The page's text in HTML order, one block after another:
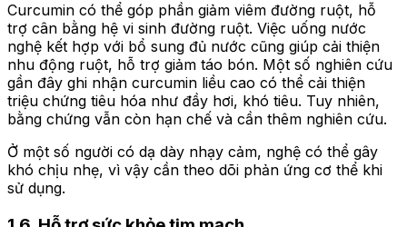
Curcumin có thể góp phần giảm viêm đường ruột, hỗ
trợ cân bằng hệ vi sinh đường ruột. Việc uống nước
nghệ kết hợp với bổ sung đủ nước cũng giúp cải thiện
nhu động ruột, hỗ trợ giảm táo bón. Một số nghiên cứu
gần đây ghi nhận curcumin liều cao có thể cải thiện
triệu chứng tiêu hóa như đầy hơi, khó tiêu. Tuy nhiên,
bằng chứng vẫn còn hạn chế và cần thêm nghiên cứu.
Ở một số người có dạ dày nhạy cảm, nghệ có thể gây
khó chịu nhẹ, vì vậy cần theo dõi phản ứng cơ thể khi
sử dụng.